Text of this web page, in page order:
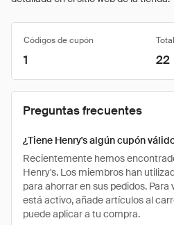
Códigos de cupón
1 22
Preguntas frecuentes
¿Tiene Henry's algún cupón
Recientemente hemos
Henry's. Los miembros han
para ahorrar en sus pedidos. Para
está activo, añade artículos al
puede aplicar a tu compra.